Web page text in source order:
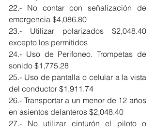
22.- No contar con señalización de
emergencia $4,086.80
23.- Utilizar polarizados $2,048.40
excepto los permitidos
24.- Uso de Perifoneo. Trompetas de
sonido $1,775.28
25.- Uso de pantalla o celular a la vista
del conductor $1,911.74
26.- Transportar a un menor de 12 años
en asientos delanteros $2,048.40
27.- No utilizar cinturón el piloto o